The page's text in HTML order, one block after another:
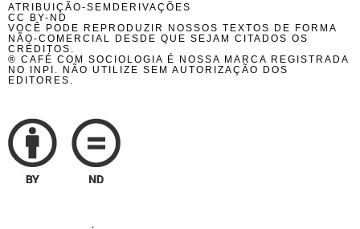
ATRIBUIÇÃO-SEMDERIVAÇÕES
CC BY-ND
VOCÊ PODE REPRODUZIR NOSSOS TEXTOS DE FORMA
NÃO-COMERCIAL DESDE QUE SEJAM CITADOS OS
CRÉDITOS.
® CAFÉ COM SOCIOLOGIA É NOSSA MARCA REGISTRADA
NO INPI. NÃO UTILIZE SEM AUTORIZAÇÃO DOS
EDITORES.